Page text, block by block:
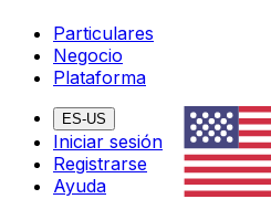
Particulares
Negocio
Plataforma
ES-US
Iniciar sesión
Registrarse
Ayuda